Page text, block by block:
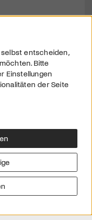
Impressum
entscheiden,
Bitte
Einstellungen
der Seite